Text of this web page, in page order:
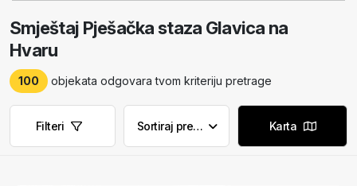
Smještaj Pješačka staza Glavica na
Hvaru
100 objekata odgovara tvom kriteriju pretrage
Ukloni filtere
Filteri Ukloni filtere
Sortiraj prema Karta